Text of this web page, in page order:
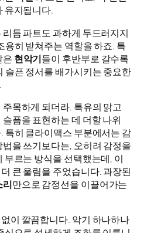
유지됩니다.
듬 파트도 과하게 두드러지지
용히 받쳐주는 역할을 하죠. 특
은 현악기들이 후반부로 갈수록
슬픈 정서를 배가시키는 중요한
목하게 되더라. 특유의 맑고
픔을 표현하는 데 더할 나위
특히 클라이맥스 부분에서는 감
을 쓰기보다는, 오히려 감정을
부르는 방식을 선택했는데, 이
큰 울림을 주었습니다. 과장된
리만으로 감정선을 이끌어가는
이 깔끔합니다. 악기 하나하나